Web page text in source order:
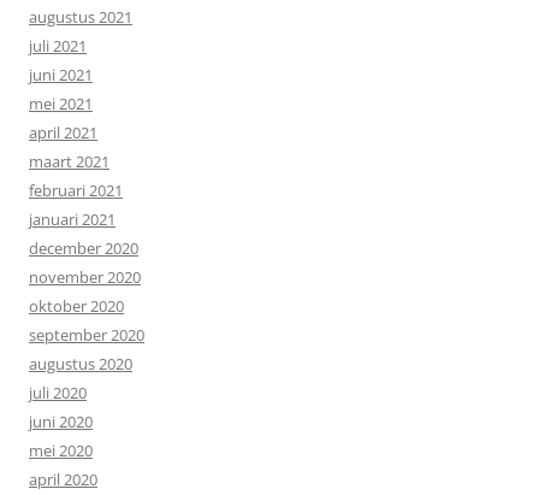
augustus 2021
juli 2021
juni 2021
mei 2021
april 2021
maart 2021
februari 2021
januari 2021
december 2020
november 2020
oktober 2020
september 2020
augustus 2020
juli 2020
juni 2020
mei 2020
april 2020